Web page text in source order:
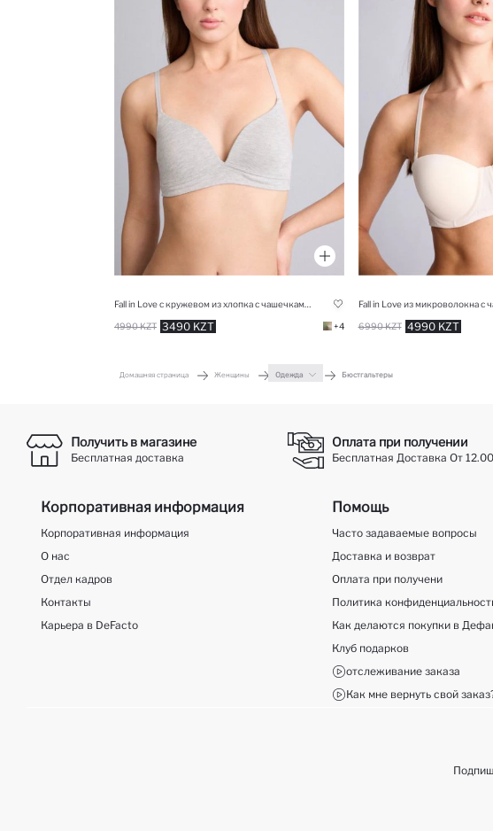
3490 KZT
4990 KZT +4 4990 KZT
6990 KZT
Домашняя страница Женщины Одежда Бюстгальтеры
Получить в магазине
Бесплатная доставка
Оплата при получении
Бесплатная Доставка От
Корпоративная информация
Корпоративная информация
О нас
Отдел кадров
Контакты
Карьера в DeFacto
Помощь
Часто задаваемые вопросы
Доставка и возврат
Оплата при получени
Политика
Как делаются покупки в
Клуб подарков
отслеживание заказа
Как мне вернуть свой